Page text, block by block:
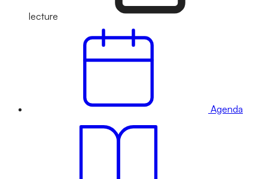
lecture
Agenda